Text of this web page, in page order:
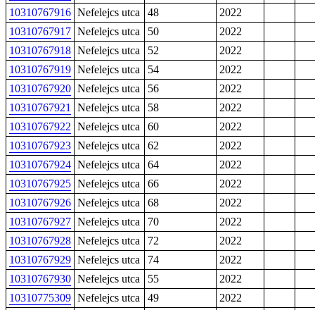
10310767916 Nefelejcs utca 48
2022
10310767917 Nefelejcs utca 50
2022
10310767918 Nefelejcs utca 52
2022
10310767919 Nefelejcs utca 54
2022
10310767920 Nefelejcs utca 56
2022
10310767921
Nefelejcs utca 58
2022
10310767922 Nefelejcs utca 60
2022
10310767923 Nefelejcs utca 62
2022
10310767924 Nefelejcs utca 64
2022
10310767925 Nefelejcs utca 66
2022
10310767926 Nefelejcs utca 68
2022
10310767927 Nefelejcs utca 70
2022
10310767928 Nefelejcs utca 72
2022
10310767929 Nefelejcs utca 74
2022
10310767930 Nefelejcs utca 55
2022
10310775309 Nefelejcs utca 49
2022